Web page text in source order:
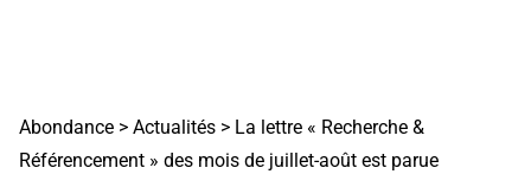
Abondance > Actualités > La lettre « Recherche &
Référencement » des mois de juillet-août est parue